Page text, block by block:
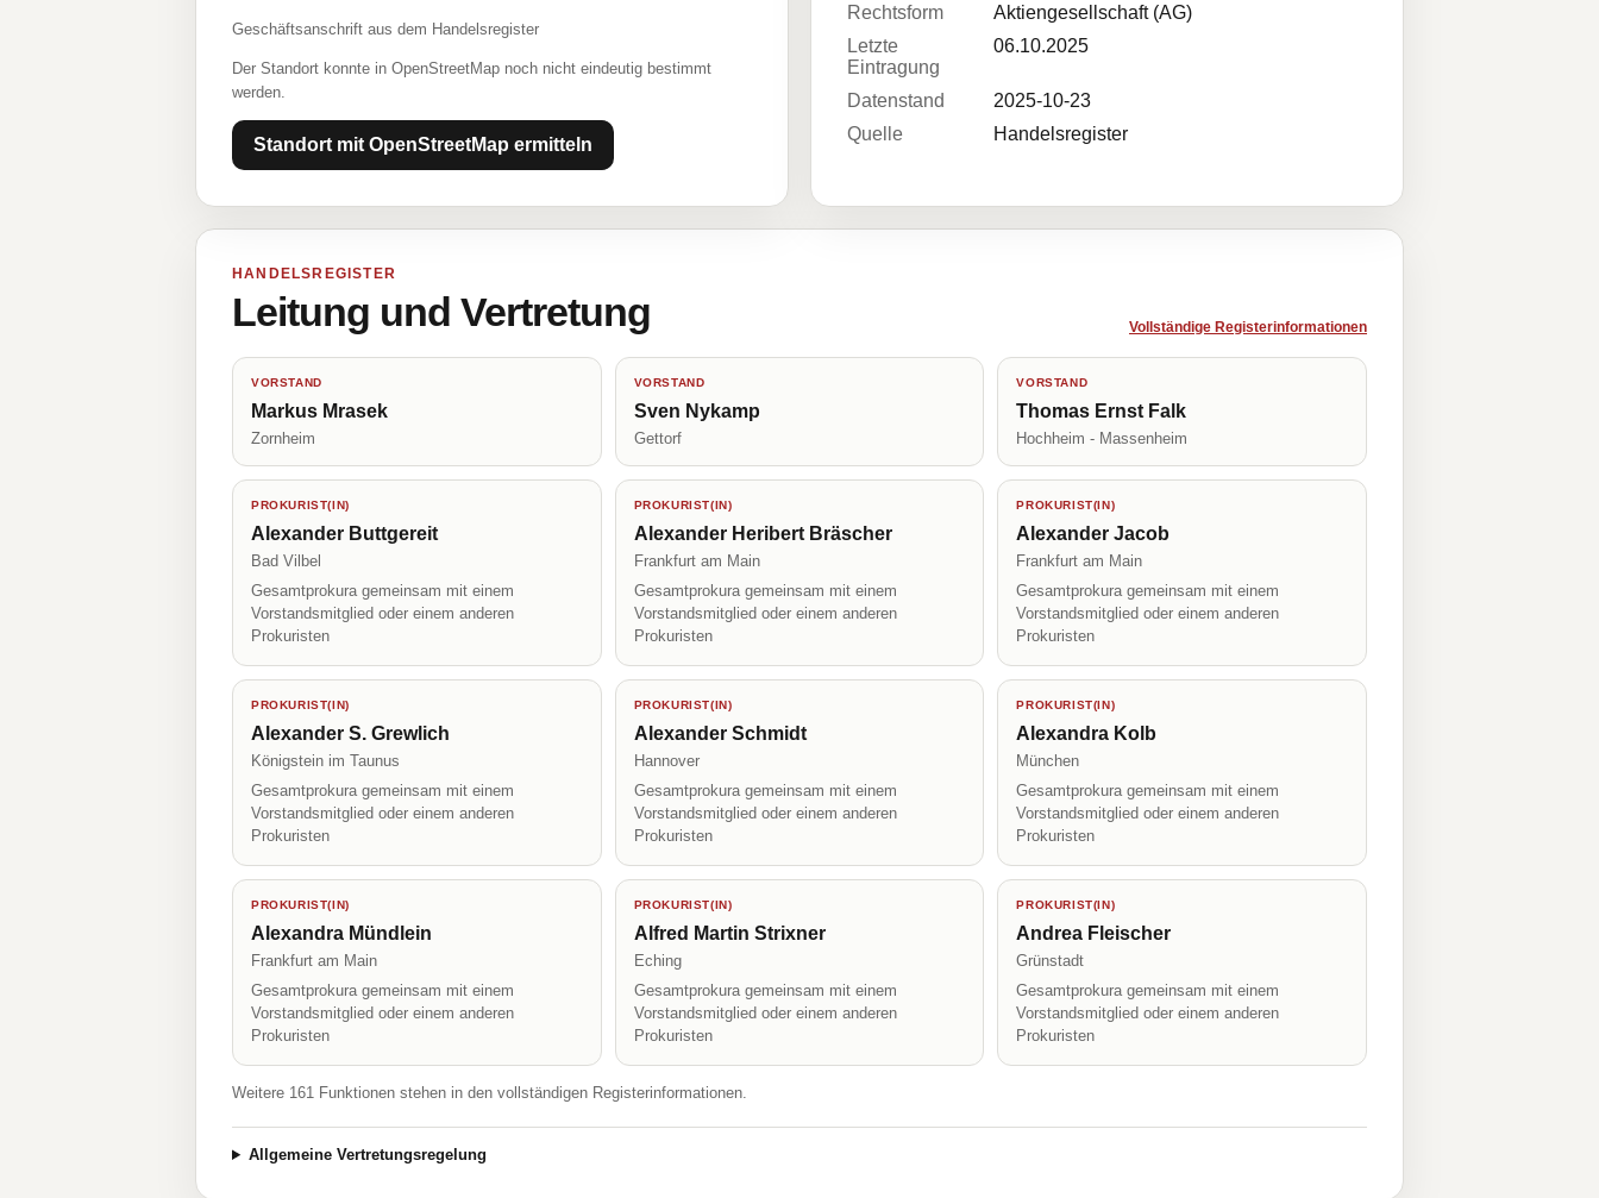
Geschäftsanschrift aus dem Handelsregister
Der Standort konnte in OpenStreetMap noch nicht eindeutig bestimmt
werden.
Standort mit OpenStreetMap ermitteln
Rechtsform
Aktiengesellschaft (AG)
Letzte
Eintragung
06.10.2025
Datenstand
2025-10-23
Quelle
Handelsregister
HANDELSREGISTER
Leitung und Vertretung Vollständige Registerinformationen
VORSTAND
Markus Mrasek
Zornheim
VORSTAND
Sven Nykamp
Gettorf
VORSTAND
Thomas Ernst Falk
Hochheim - Massenheim
PROKURIST(IN)
Alexander Buttgereit
Bad Vilbel
Gesamtprokura gemeinsam mit einem
Vorstandsmitglied oder einem anderen
Prokuristen
PROKURIST(IN)
Alexander Heribert Bräscher
Frankfurt am Main
Gesamtprokura gemeinsam mit einem
Vorstandsmitglied oder einem anderen
Prokuristen
PROKURIST(IN)
Alexander Jacob
Frankfurt am Main
Gesamtprokura gemeinsam mit einem
Vorstandsmitglied oder einem anderen
Prokuristen
PROKURIST(IN)
Alexander S. Grewlich
Königstein im Taunus
Gesamtprokura gemeinsam mit einem
Vorstandsmitglied oder einem anderen
Prokuristen
PROKURIST(IN)
Alexander Schmidt
Hannover
Gesamtprokura gemeinsam mit einem
Vorstandsmitglied oder einem anderen
Prokuristen
PROKURIST(IN)
Alexandra Kolb
München
Gesamtprokura gemeinsam mit einem
Vorstandsmitglied oder einem anderen
Prokuristen
PROKURIST(IN)
Alexandra Mündlein
Frankfurt am Main
Gesamtprokura gemeinsam mit einem
Vorstandsmitglied oder einem anderen
Prokuristen
PROKURIST(IN)
Alfred Martin Strixner
Eching
Gesamtprokura gemeinsam mit einem
Vorstandsmitglied oder einem anderen
Prokuristen
PROKURIST(IN)
Andrea Fleischer
Grünstadt
Gesamtprokura gemeinsam mit einem
Vorstandsmitglied oder einem anderen
Prokuristen
Weitere 161 Funktionen stehen in den vollständigen Registerinformationen.
Allgemeine Vertretungsregelung